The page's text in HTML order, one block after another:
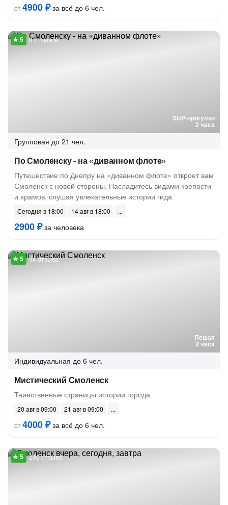
от4900 ₽за всё до 6 чел.
SUP-прогулки
2 часа
8 отзывов
Групповая до 21 чел.
По Смоленску - на «диванном флоте»
Путешествие по Днепру на «диванном флоте» откроет вам
Смоленск с новой стороны. Насладитесь видами крепости
и храмов, слушая увлекательные истории гида
Сегодня в 18:00 14 авг в 18:00
2900 ₽за человека
Пешая
2 часа
94 отзыва
Индивидуальная до 6 чел.
Мистический Смоленск
Таинственные страницы истории города
20 авг в 09:00
21 авг в 09:00
от4000 ₽за всё до 6 чел.
292 отзыва